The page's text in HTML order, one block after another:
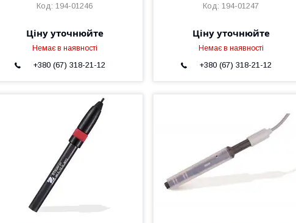
194-01246
Ціну уточнюйте
Немає в наявності
+380 (67) 318-21-12
194-01247
Ціну уточнюйте
Немає в наявності
+380 (67) 318-21-12